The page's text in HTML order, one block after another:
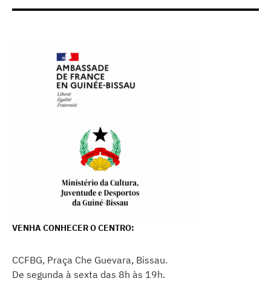
VENHA CONHECER O CENTRO:
CCFBG, Praça Che Guevara, Bissau.
De segunda à sexta das 8h às 19h.